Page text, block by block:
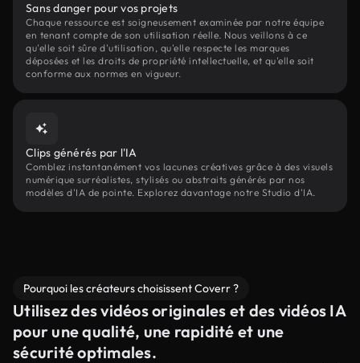
Sans danger pour vos projets
Chaque ressource est soigneusement examinée par notre équipe
en tenant compte de son utilisation réelle. Nous veillons à ce
qu'elle soit sûre d'utilisation, qu'elle respecte les marques
déposées et les droits de propriété intellectuelle, et qu'elle soit
conforme aux normes en vigueur.
Clips générés par l'IA
Comblez instantanément vos lacunes créatives grâce à des visuels
numérique surréalistes, stylisés ou abstraits générés par nos
modèles d'IA de pointe. Explorez davantage notre Studio d'IA.
Pourquoi les créateurs choisissent Coverr ?
Utilisez des vidéos originales et des vidéos IA
pour une qualité, une rapidité et une
sécurité optimales.